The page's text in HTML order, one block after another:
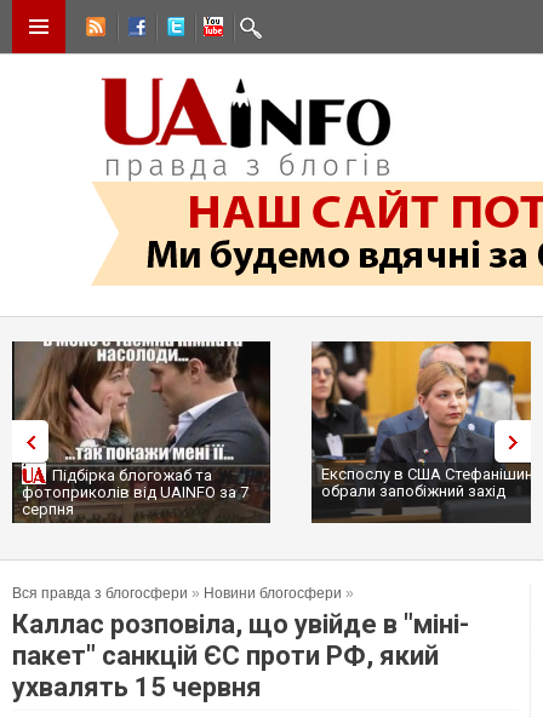
Підбірка блогожаб та
фотоприколів від UAINFO за 7
серпня
Експослу в США
обрали запобіжний захід
Вся правда з блогосфери » Новини блогосфери »
Каллас розповіла, що увійде в "міні-
пакет" санкцій ЄС проти РФ, який
ухвалять 15 червня